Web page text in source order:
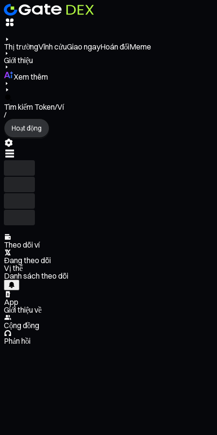
Thị trườngVĩnh cửuGiao ngayHoán đổiMeme
Giới thiệu
Xem thêm
Tìm kiếm Token/Ví
/
Hoạt động
Theo dõi ví
Đang theo dõi
Vị thế
Danh sách theo dõi
App
Giới thiệu về
Cộng đồng
Phản hồi